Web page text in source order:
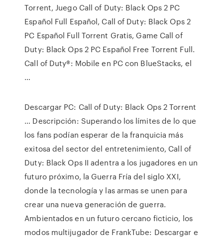
Torrent, Juego Call of Duty: Black Ops 2 PC
Español Full Español, Call of Duty: Black Ops 2
PC Español Full Torrent Gratis, Game Call of
Duty: Black Ops 2 PC Español Free Torrent Full.
Call of Duty®: Mobile en PC con BlueStacks, el
…
Descargar PC: Call of Duty: Black Ops 2 Torrent
… Descripción: Superando los límites de lo que
los fans podían esperar de la franquicia más
exitosa del sector del entretenimiento, Call of
Duty: Black Ops II adentra a los jugadores en un
futuro próximo, la Guerra Fría del siglo XXI,
donde la tecnología y las armas se unen para
crear una nueva generación de guerra.
Ambientados en un futuro cercano ficticio, los
modos multijugador de FrankTube: Descargar e